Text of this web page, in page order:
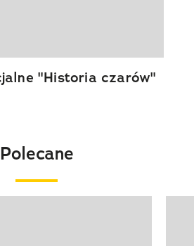
"Historia czarów"
Polecane